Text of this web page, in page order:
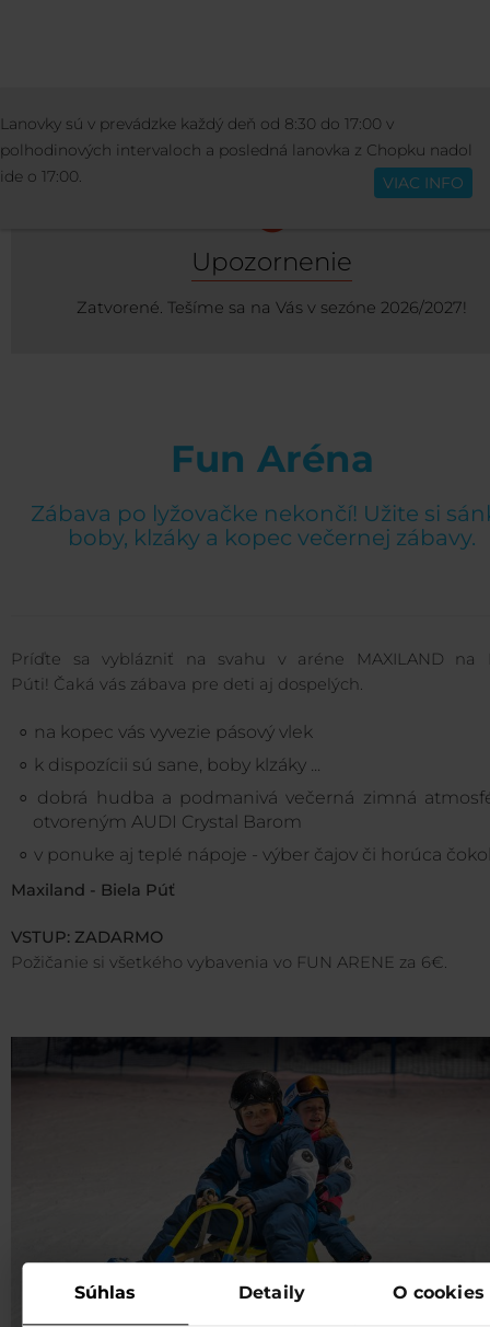
Súhlas Detaily O cookies
Slovenčina
AKTIVITY ZIMNÉ AKTIVITY
Upozornenie
Zatvorené. Tešíme sa na Vás v sezóne 2026/2027!
Fun Aréna
Zábava po lyžovačke nekončí! Užite si
boby, klzáky a kopec večernej zábavy.
Príďte sa vyblázniť na svahu v aréne MAXILAND na
Púti! Čaká vás zábava pre deti aj dospelých.
na kopec vás vyvezie pásový vlek
k dispozícii sú sane, boby klzáky ...
dobrá hudba a podmanivá večerná zimná
otvoreným AUDI Crystal Barom
v ponuke aj teplé nápoje - výber čajov či horúca
Maxiland - Biela Púť
VSTUP: ZADARMO
Požičanie si všetkého vybavenia vo FUN ARENE za 6€.
Lanovky sú v prevádzke každý deň od 8:30 do 17:00 v
polhodinových intervaloch a posledná lanovka z Chopku nadol
ide o 17:00.
VIAC INFO